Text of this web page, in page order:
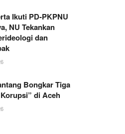
Ikuti PD-PKPNU
NU Tekankan
dan
Bongkar Tiga
di Aceh